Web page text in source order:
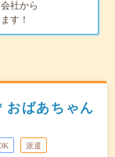
社から
す！
おばあちゃん
派遣